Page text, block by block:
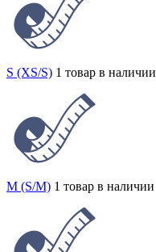
S (XS/S) 1 товар в наличии
M (S/M) 1 товар в наличии